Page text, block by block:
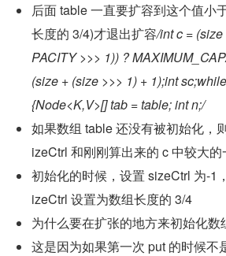
后面 table 一直要扩容到这个值小
长度的 3/4)才退出扩容/int c =
PACITY >>> 1)) ?
(size + (size >>> 1) + 1);int
{Node<K,V>[] tab = table; int n;/
如果数组 table 还没有被初始化，
izeCtrl 和刚刚算出来的 c 中较大
初始化的时候，设置 sizeCtrl 为-1
izeCtrl 设置为数组长度的 3/4
为什么要在扩张的地方来初始化数
这是因为如果第一次 put 的时候不